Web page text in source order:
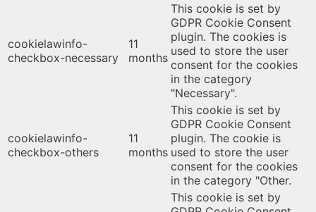
cookielawinfo-
checkbox-necessary
11
months
This cookie is set by
GDPR Cookie Consent
plugin. The cookies is
used to store the user
consent for the cookies
in the category
"Necessary".
cookielawinfo-
checkbox-others
11
months
This cookie is set by
GDPR Cookie Consent
plugin. The cookie is
used to store the user
consent for the cookies
in the category "Other.
This cookie is set by